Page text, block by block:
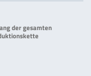
der gesamten